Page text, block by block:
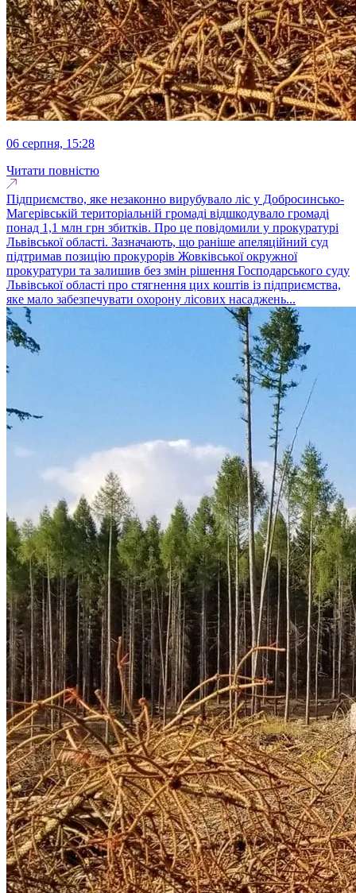
06 серпня, 15:28
Читати повністю
Підприємство, яке незаконно вирубувало ліс у Добросинсько-
Магерівській територіальній громаді відшкодувало громаді
понад 1,1 млн грн збитків. Про це повідомили у прокуратурі
Львівської області. Зазначають, що раніше апеляційний суд
підтримав позицію прокурорів Жовківської окружної
прокуратури та залишив без змін рішення Господарського суду
Львівської області про стягнення цих коштів із підприємства,
яке мало забезпечувати охорону лісових насаджень...